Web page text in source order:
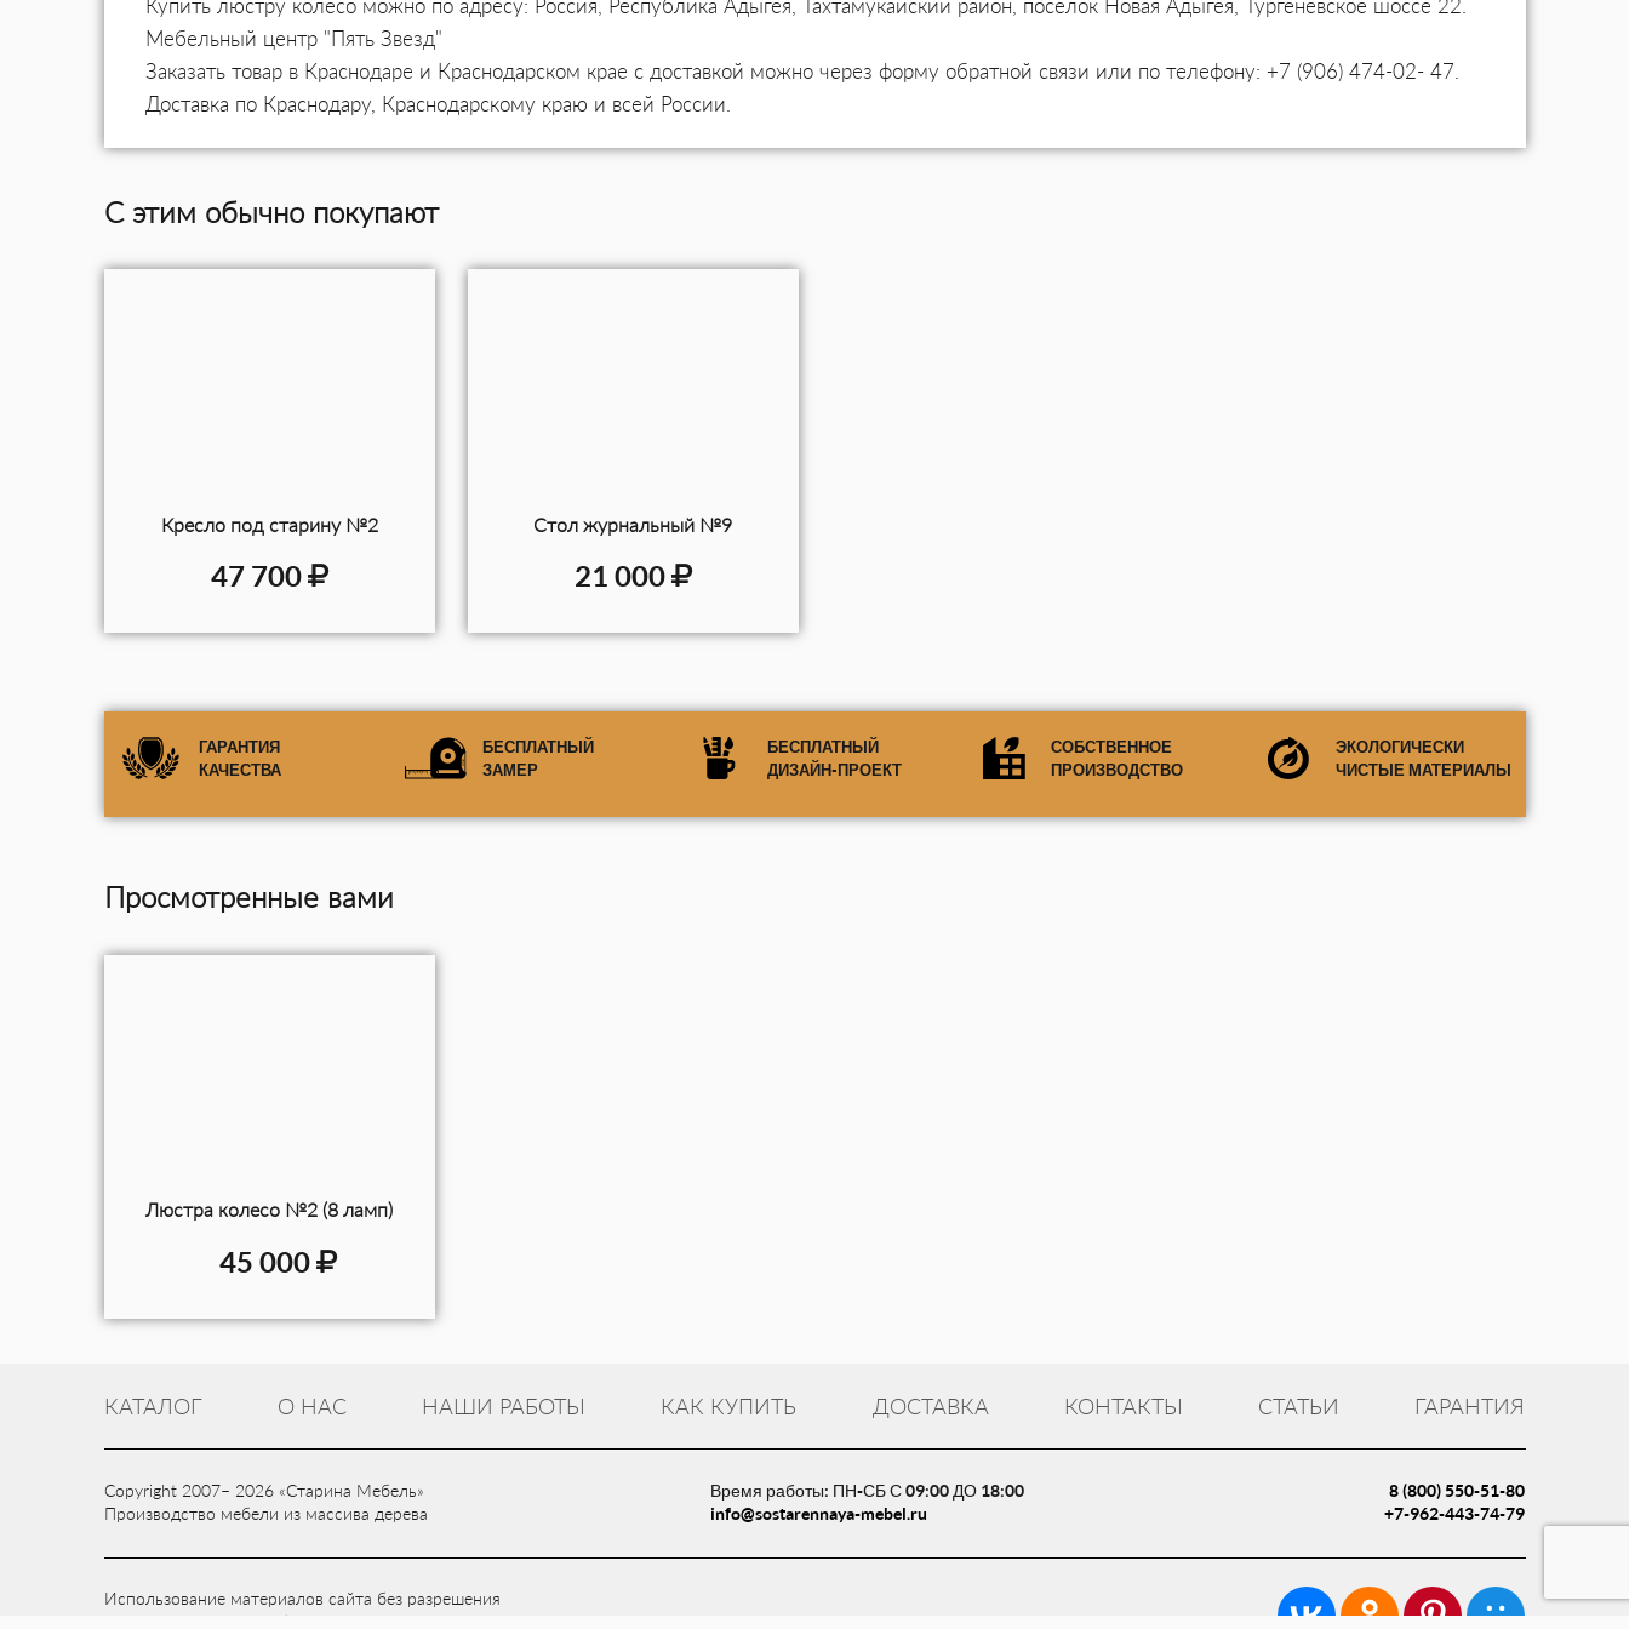
Купить люстру колесо можно по адресу: Россия, Республика Адыгея, Тахтамукайский район, посёлок Новая Адыгея, Тургеневское шоссе 22.
Мебельный центр "Пять Звезд"
Заказать товар в Краснодаре и Краснодарском крае с доставкой можно через форму обратной связи или по телефону: +7 (906) 474-02- 47.
Доставка по Краснодару, Краснодарскому краю и всей России.
С этим обычно покупают
Кресло под старину №2
47 700
Стол журнальный №9
21 000
ГАРАНТИЯ
КАЧЕСТВА
БЕСПЛАТНЫЙ
ЗАМЕР
БЕСПЛАТНЫЙ
ДИЗАЙН-ПРОЕКТ
СОБСТВЕННОЕ
ПРОИЗВОДСТВО
ЭКОЛОГИЧЕСКИ
ЧИСТЫЕ МАТЕРИАЛЫ
Просмотренные вами
Люстра колесо №2 (8 ламп)
45 000
КАТАЛОГ О НАС НАШИ РАБОТЫ КАК КУПИТЬ ДОСТАВКА КОНТАКТЫ СТАТЬИ ГАРАНТИЯ
Copyright 2007– 2026 «Старина Мебель»
Производство мебели из массива дерева
Время работы: ПН-СБ С 09:00 ДО 18:00
info@sostarennaya-mebel.ru
8 (800) 550-51-80
+7-962-443-74-79
Использование материалов сайта без разрешения
компани «Старина Мебель» запрещено.